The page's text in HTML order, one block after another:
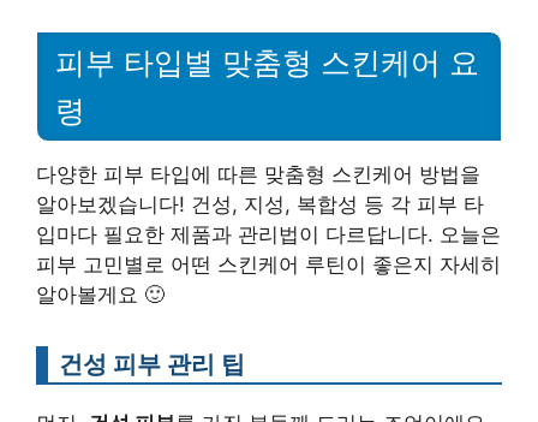
피부 타입별 맞춤형 스킨케어 요
령
다양한 피부 타입에 따른 맞춤형 스킨케어 방법을
알아보겠습니다! 건성, 지성, 복합성 등 각 피부 타
입마다 필요한 제품과 관리법이 다르답니다. 오늘은
피부 고민별로 어떤 스킨케어 루틴이 좋은지 자세히
알아볼게요 🙂
건성 피부 관리 팁